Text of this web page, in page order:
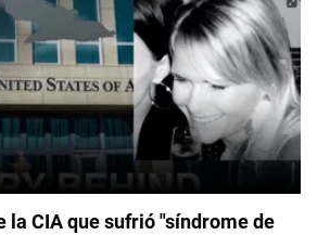
la CIA que sufrió "síndrome de